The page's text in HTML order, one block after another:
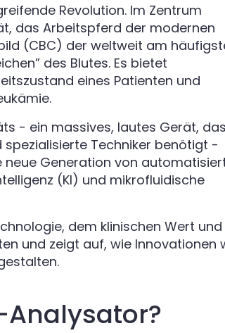
Revolution. Im Zentrum
das Arbeitspferd der modernen
(CBC) der weltweit am
des Blutes. Es bietet
eines Patienten und
- ein massives, lautes Gerät, das
Techniker benötigt -
neue Generation von
(KI) und mikrofluidische
dem klinischen Wert und
und zeigt auf, wie Innovationen
Analysator?